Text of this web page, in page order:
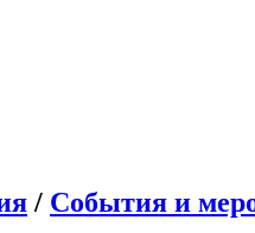
/ События и